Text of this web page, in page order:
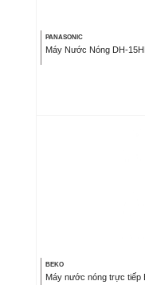
PANASONIC
Máy Nước Nóng DH-
BEKO
Máy nước nóng trực tiếp